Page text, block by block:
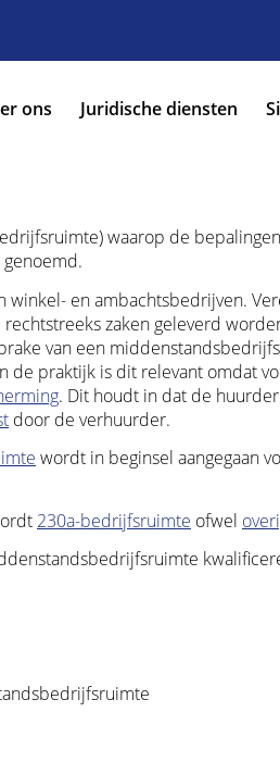
ons Juridische diensten
waarop de
en ambachtsbedrijven.
zaken geleverd
van een
de praktijk is dit relevant omdat
. Dit houdt in dat de
door de verhuurder.
wordt in beginsel aangegaan
230a-bedrijfsruimte ofwel